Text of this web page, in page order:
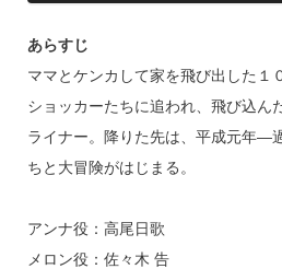
あらすじ
ママとケンカして家を飛び出した１
ショッカーたちに追われ、飛び込ん
ライナー。降りた先は、平成元年—
ちと大冒険がはじまる。
アンナ役：高尾日歌
メロン役：佐々木 告